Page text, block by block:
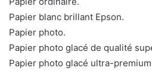
Papier blanc brillant Epson.
Papier photo.
Papier photo glacé de qualité
Papier photo glacé ultra-